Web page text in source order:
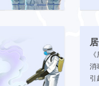
消
引